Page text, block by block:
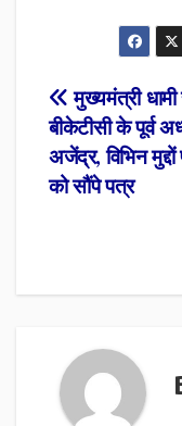
Post
मुख्यमंत्री
बीकेटीसी के पूर्व
अजेंद्र, विभिन मुद्दों
को सौंपे पत्र